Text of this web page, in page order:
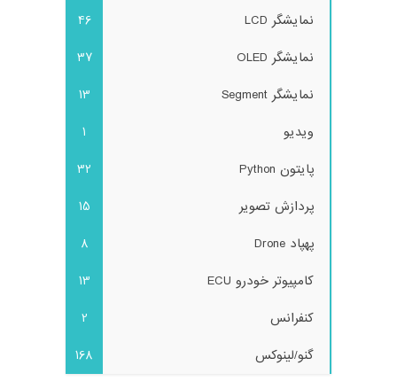
نمایشگر LCD
46
نمایشگر OLED
37
نمایشگر Segment
13
ویدیو
1
پایتون Python
32
پردازش تصویر
15
پهپاد Drone
8
کامپیوتر خودرو ECU
13
کنفرانس
2
گنو/لینوکس
168